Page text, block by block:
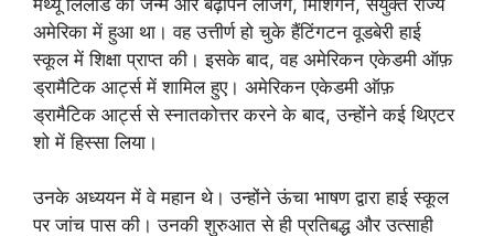
अमेरिका में हुआ था। वह उत्तीर्ण हो चुके हैंटिंगटन वूडबेरी हाई
स्कूल में शिक्षा प्राप्त की। इसके बाद, वह अमेरिकन एकेडमी ऑफ़
ड्रामैटिक आर्ट्स में शामिल हुए। अमेरिकन एकेडमी ऑफ़
ड्रामैटिक आर्ट्स से स्नातकोत्तर करने के बाद, उन्होंने कई थिएटर
शो में हिस्सा लिया।
उनके अध्ययन में वे महान थे। उन्होंने ऊंचा भाषण द्वारा हाई स्कूल
पर जांच पास की। उनकी शुरुआत से ही प्रतिबद्ध और उत्साही